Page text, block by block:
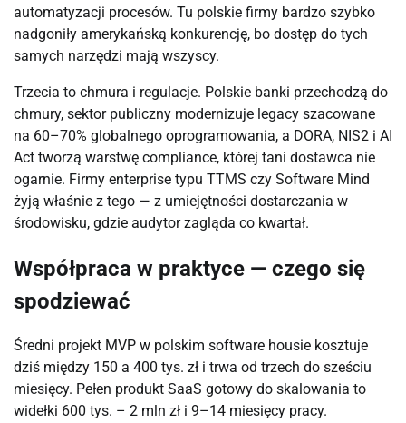
automatyzacji procesów. Tu polskie firmy bardzo szybko
nadgoniły amerykańską konkurencję, bo dostęp do tych
samych narzędzi mają wszyscy.
Trzecia to chmura i regulacje. Polskie banki przechodzą do
chmury, sektor publiczny modernizuje legacy szacowane
na 60–70% globalnego oprogramowania, a DORA, NIS2 i AI
Act tworzą warstwę compliance, której tani dostawca nie
ogarnie. Firmy enterprise typu TTMS czy Software Mind
żyją właśnie z tego — z umiejętności dostarczania w
środowisku, gdzie audytor zagląda co kwartał.
Współpraca w praktyce — czego się
spodziewać
Średni projekt MVP w polskim software housie kosztuje
dziś między 150 a 400 tys. zł i trwa od trzech do sześciu
miesięcy. Pełen produkt SaaS gotowy do skalowania to
widełki 600 tys. – 2 mln zł i 9–14 miesięcy pracy.